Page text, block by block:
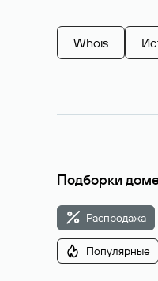
Whois
Подборки
Распродажа
Популярные